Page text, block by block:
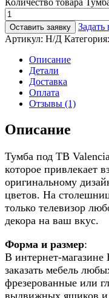
Оставить заявку
Задать
Артикул: Н/Д Категория:
Описание
Детали
Доставка
Оплата
Отзывы (1)
Описание
Тумба под ТВ
которое привлекает
оригинальному
цветов. На
только телевизор
декора на ваш вкус.
Форма и размер:
В интернет-
заказать мебель
фрезерованные или
выдвижных ящиков